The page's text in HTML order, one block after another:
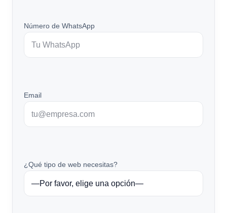
Número de WhatsApp
Email
¿Qué tipo de web necesitas?